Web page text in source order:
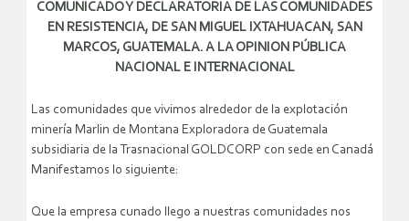
COMUNICADO Y DECLARATORIA DE LAS COMUNIDADES
EN RESISTENCIA, DE SAN MIGUEL IXTAHUACAN, SAN
MARCOS, GUATEMALA. A LA OPINION PÚBLICA
NACIONAL E INTERNACIONAL
Las comunidades que vivimos alrededor de la explotación
minería Marlin de Montana Exploradora de Guatemala
subsidiaria de la Trasnacional GOLDCORP con sede en Canadá
Manifestamos lo siguiente:
Que la empresa cunado llego a nuestras comunidades nos